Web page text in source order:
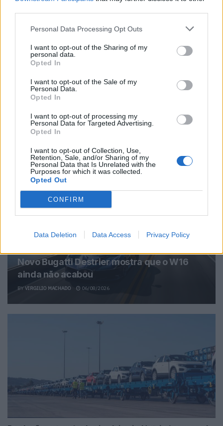
Personal Data Processing Opt Outs
I want to opt-out of the Sharing of my
personal data.
Opted In
I want to opt-out of the Sale of my
Personal Data.
Opted In
I want to opt-out of processing my
Personal Data for Targeted Advertising.
Opted In
I want to opt-out of Collection, Use,
Retention, Sale, and/or Sharing of my
Personal Data that Is Unrelated with the
Purposes for which it was collected.
Opted Out
CONFIRM
Data Deletion Data Access Privacy Policy
Related Posts
Novo Bugatti Destrier mostra que o W16
ainda não acabou
BY VIRGILIO MACHADO 06/08/2026